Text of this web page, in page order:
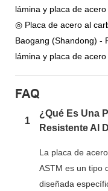
lámina y placa de
◎ Placa de acero al
Baogang (Shandong) -
lámina y placa de
FAQ
1
¿Qué Es Una
Resistente Al
La placa de
ASTM es un tipo
diseñada